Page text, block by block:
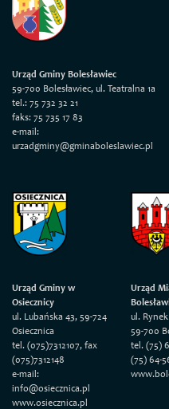
Urząd Gminy Bolesławiec
59-700 Bolesławiec, ul. Teatralna 1a
tel.: 75 732 32 21
faks: 75 735 17 83
e-mail:
urzadgminy@gminaboleslawiec.pl
Urząd Gminy w
Osiecznicy
ul. Lubańska 43, 59-724
Osiecznica
tel. (075)7312107, fax
(075)7312148
e-mail:
info@osiecznica.pl
www.osiecznica.pl
Urząd
ul. Rynek
59-700
tel. (75)
(75) 64-